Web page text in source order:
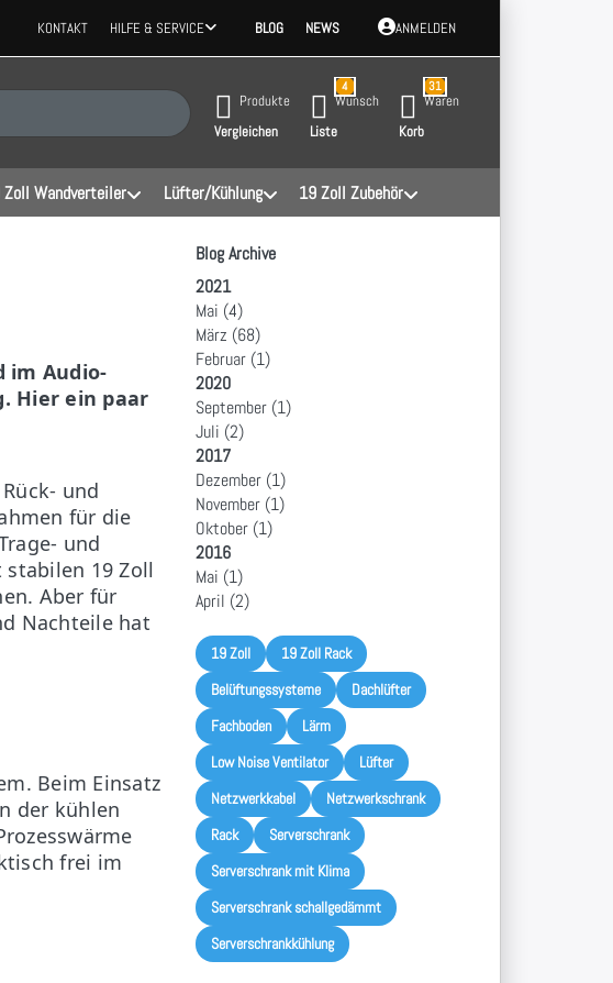
KONTAKT HILFE & SERVICE BLOG NEWS ANMELDEN
erste Ergebnisse. Drücken Sie die Eingabetaste, um alle Ergebnisse aufzurufen.
Produkte
Vergleichen
4
Wunsch
Liste
31
Waren
Korb
Zoll Wandverteiler Lüfter/Kühlung 19 Zoll Zubehör
im Audio-
Hier ein paar
und
für die
und
19 Zoll
Aber für
Nachteile hat
Beim Einsatz
der kühlen
frei im
Blog Archive
2021
Mai (4)
März (68)
Februar (1)
2020
September (1)
Juli (2)
2017
Dezember (1)
November (1)
Oktober (1)
2016
Mai (1)
April (2)
19 Zoll
19 Zoll Rack
Belüftungssysteme
Dachlüfter
Fachboden
Lärm
Low Noise Ventilator
Lüfter
Netzwerkkabel
Netzwerkschrank
Rack
Serverschrank
Serverschrank mit Klima
Serverschrank schallgedämmt
Serverschrankkühlung